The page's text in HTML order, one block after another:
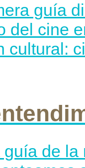
guía
del cine
cultural:
de